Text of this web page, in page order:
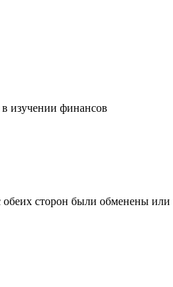
изучении финансов
сторон были обменены или